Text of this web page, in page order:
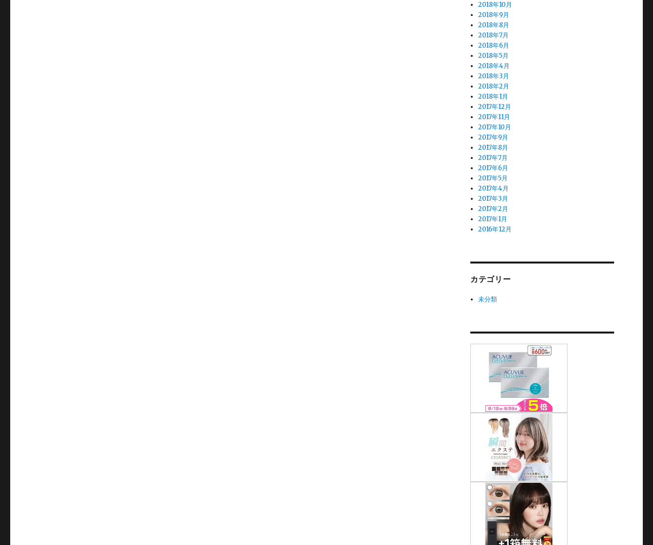
2018年10月
2018年9月
2018年8月
2018年7月
2018年6月
2018年5月
2018年4月
2018年3月
2018年2月
2018年1月
2017年12月
2017年11月
2017年10月
2017年9月
2017年8月
2017年7月
2017年6月
2017年5月
2017年4月
2017年3月
2017年2月
2017年1月
2016年12月
カテゴリー
未分類